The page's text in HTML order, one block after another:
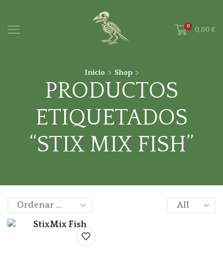
0 0,00 €
Inicio Shop
PRODUCTOS
ETIQUETADOS
“STIX MIX FISH”